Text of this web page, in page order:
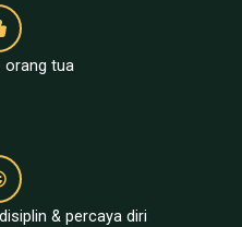
orang tua
& percaya diri